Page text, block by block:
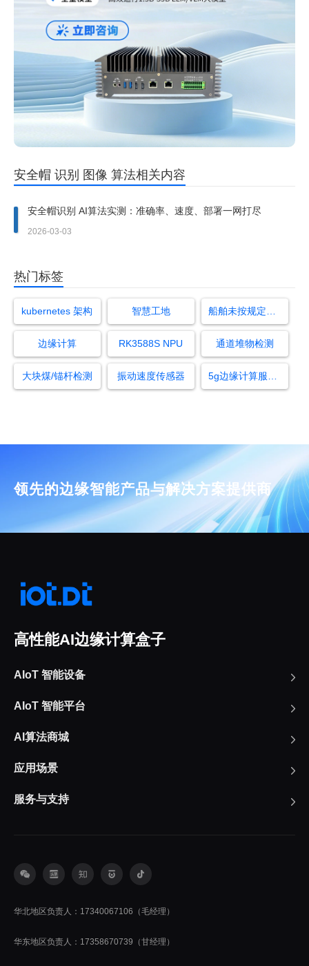
安全帽 识别 图像 算法相关内容
安全帽识别 AI算法实测：准确率、速度、部署一网打尽
2026-03-03
热门标签
kubernetes 架构 智慧工地 船舶未按规定区域停泊（平台联动）检测算法
边缘计算 RK3588S NPU 通道堆物检测
大块煤/锚杆检测 振动速度传感器 5g边缘计算服务器的价值
领先的边缘智能产品与解决方案提供商
高性能AI边缘计算盒子
AIoT 智能设备
AIoT 智能平台
AI算法商城
应用场景
服务与支持
华北地区负责人：17340067106（毛经理）
华东地区负责人：17358670739（甘经理）